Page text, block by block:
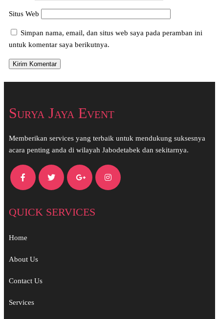
Situs Web
Simpan nama, email, dan situs web saya pada peramban ini
untuk komentar saya berikutnya.
Surya Jaya Event
Memberikan services yang terbaik untuk mendukung suksesnya
acara penting anda di wilayah Jabodetabek dan sekitarnya.
QUICK SERVICES
Home
About Us
Contact Us
Services